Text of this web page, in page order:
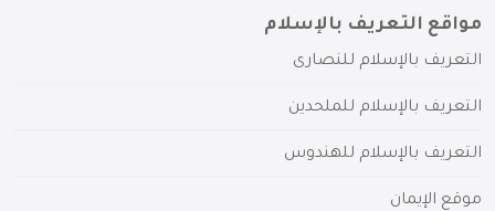
مواقع التعريف بالإسلام
التعريف بالإسلام للنصارى
التعريف بالإسلام للملحدين
التعريف بالإسلام للهندوس
موقع الإيمان